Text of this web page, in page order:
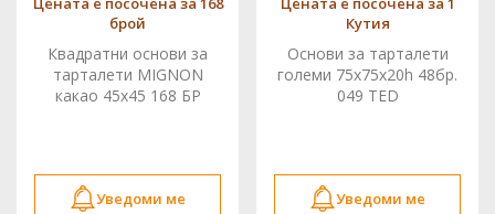
брой
Квадратни основи за
тарталети MIGNON
какао 45x45 168 БР
Уведоми ме
Кутия
Основи за тарталети
големи 75x75x20h 48бр.
049 TED
Уведоми ме